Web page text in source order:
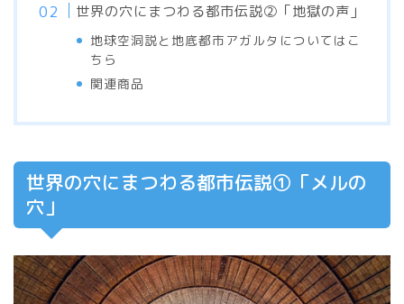
世界の穴にまつわる都市伝説②「地獄の声」
地球空洞説と地底都市アガルタについてはこ
ちら
関連商品
世界の穴にまつわる都市伝説①「メルの
穴」